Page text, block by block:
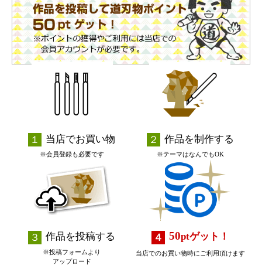
当店でお買い物
※会員登録も必要です
作品を制作する
※テーマはなんでもOK
作品を投稿する
※投稿フォームより
アップロード
50ptゲット！
当店でのお買い物時にご利用頂けます